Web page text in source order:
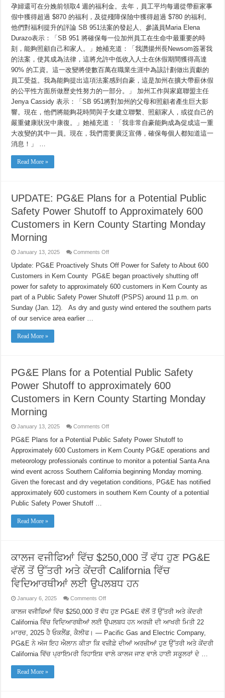
孕婦還可在分娩前領取4 週的福利金。去年，員工平均每週從帶薪家事
假中獲得超過 $870 的福利，及從殘障保險中獲得超過 $780 的福利。
他們對福利提升的評論 SB 951法案的發起人、參議員Maria Elena
Durazo表示：「SB 951 將確保每一位加州員工在生命中最重要的時
刻，能夠照顧自己和家人。」她補充道：「我讚揚州長Newsom簽署我
的法案，使其成為法律，這將允許中低收入人士在休假期間獲得高達
90% 的工資。這一改變將使數百萬在職業生涯中為該計劃做出貢獻的
員工受益。我為能夠提出這項法案感到自豪，這是加州在擴大帶薪休假
的公平性方面所做歷史性努力的一部分。」 加州工作與家庭聯盟主任
Jenya Cassidy 表示：「SB 951將對加州的父母和照顧者產生巨大影
響。現在，他們將能夠花時間與子女建立聯繫、照顧家人，或從自己的
嚴重健康狀況中康復。」她補充道：「我非常自豪能夠成為促成這一重
大改變的其中一員。現在，我們需要廣泛宣傳，確保每個人都知道這一
消息！」 …
Read More »
UPDATE: PG&E Plans for a Potential Public
Safety Power Shutoff to Approximately 600
Customers in Kern County Starting Monday
Morning
January 13, 2025 Comments Offon
PG&E
Plans
for
Potential
Public
Safety
Power
Shutoff
Morning
Update: PG&E Proactively Shuts Off Power for Safety to About 600
Customers in Kern County PG&E began proactively shutting off
power for safety to approximately 600 customers in Kern County as
part of a Public Safety Power Shutoff (PSPS) around 11 p.m. on
Sunday (Jan. 12). As dry and gusty wind entered the southern parts
of our service area earlier …
Read More »
PG&E Plans for a Potential Public Safety
Power Shutoff to approximately 600
Customers in Kern County Starting Monday
Morning
January 13, 2025 Comments Offon
Plans
for
a
Public
Safety
Power
Shutoff
to
approximately
PG&E Plans for a Potential Public Safety Power Shutoff to
Approximately 600 Customers in Kern County PG&E operations and
meteorology professionals continue to monitor a potential Santa Ana
wind event across Southern California beginning Monday morning.
Given the forecast and dry vegetation conditions, PG&E has notified
approximately 600 customers in southern Kern County of a potential
Public Safety Power Shutoff …
Read More »
ਕਾਲਜ ਵਜੀਫਿਆਂ ਵਿੱਚ $250,000 ਤੋਂ ਵੱਧ ਹੁਣ PG&E
ਵੱਲੋਂ ਤੋਂ ਉੱਤਰੀ ਅਤੇ ਕੇਂਦਰੀ California ਵਿੱਚ
ਵਿਦਿਆਰਥੀਆਂ ਲਈ ਉਪਲਬਧ ਹਨ
January 6, 2025 Comments Offon
ਵਜੀਫਿਆਂ
ਵਿੱਚ
$250,000
ਤੋਂ
ਵੱਧ
ਹੁਣ
PG&E
ਵੱਲੋਂ
ਕਾਲਜ ਵਜੀਫਿਆਂ ਵਿੱਚ $250,000 ਤੋਂ ਵੱਧ ਹੁਣ PG&E ਵੱਲੋਂ ਤੋਂ ਉੱਤਰੀ ਅਤੇ ਕੇਂਦਰੀ
California ਵਿੱਚ ਵਿਦਿਆਰਥੀਆਂ ਲਈ ਉਪਲਬਧ ਹਨ ਅਰਜ਼ੀ ਦੀ ਆਖਰੀ ਮਿਤੀ 22
ਮਾਰਚ, 2025 ਹੈ ਓਕਲੈਂਡ, ਕੈਲੀਫ। — Pacific Gas and Electric Company,
PG&E ਨੇ ਅੱਜ ਇਹ ਐਲਾਨ ਕੀਤਾ ਕਿ ਵਜ਼ੀਫ਼ੇ ਦੀਆਂ ਅਰਜ਼ੀਆਂ ਹੁਣ ਉੱਤਰੀ ਅਤੇ ਕੇਂਦਰੀ
California ਵਿੱਚ ਪ੍ਰਾਇਮਰੀ ਰਿਹਾਇਸ਼ ਵਾਲੇ ਕਾਲਜ ਜਾਣ ਵਾਲੇ ਹਾਈ ਸਕੂਲਰਾਂ ਦੇ …
Read More »